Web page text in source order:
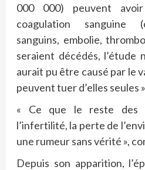
000 000) peuvent
coagulation sanguine
sanguins, embolie,
seraient décédés, l’étude
aurait pu être causé par le
peuvent tuer d’elles seules
« Ce que le reste des
l’infertilité, la perte de
une rumeur sans vérité »,
Depuis son apparition,